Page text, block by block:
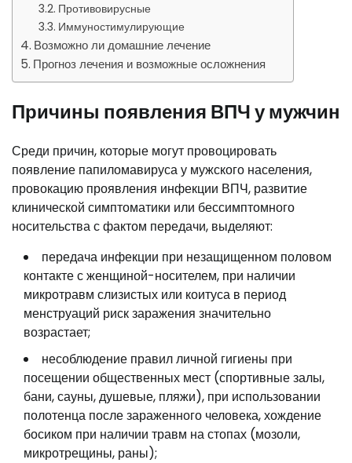
Противовирусные
Иммуностимулирующие
Возможно ли домашние лечение
Прогноз лечения и возможные осложнения
Причины появления ВПЧ у мужчин
Среди причин, которые могут провоцировать
появление папиломавируса у мужского населения,
провокацию проявления инфекции ВПЧ, развитие
клинической симптоматики или бессимптомного
носительства с фактом передачи, выделяют:
передача инфекции при незащищенном половом
контакте с женщиной-носителем, при наличии
микротравм слизистых или коитуса в период
менструаций риск заражения значительно
возрастает;
несоблюдение правил личной гигиены при
посещении общественных мест (спортивные залы,
бани, сауны, душевые, пляжи), при использовании
полотенца после зараженного человека, хождение
босиком при наличии травм на стопах (мозоли,
микротрещины, раны);